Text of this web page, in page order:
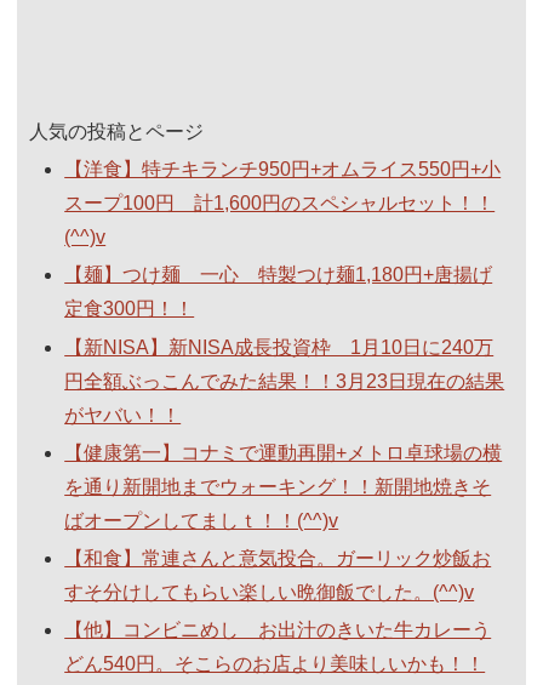
人気の投稿とページ
【洋食】特チキランチ950円+オムライス550円+小
スープ100円 計1,600円のスペシャルセット！！
(^^)v
【麺】つけ麺 一心 特製つけ麺1,180円+唐揚げ
定食300円！！
【新NISA】新NISA成長投資枠 1月10日に240万
円全額ぶっこんでみた結果！！3月23日現在の結果
がヤバい！！
【健康第一】コナミで運動再開+メトロ卓球場の横
を通り新開地までウォーキング！！新開地焼きそ
ばオープンしてましｔ！！(^^)v
【和食】常連さんと意気投合。ガーリック炒飯お
すそ分けしてもらい楽しい晩御飯でした。(^^)v
【他】コンビニめし お出汁のきいた牛カレーう
どん540円。そこらのお店より美味しいかも！！